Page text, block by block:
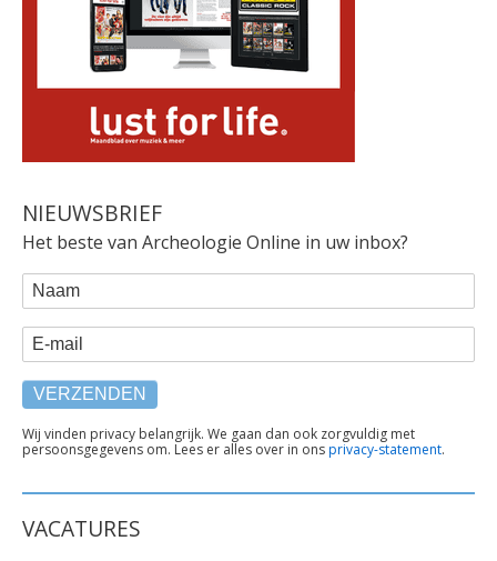
NIEUWSBRIEF
Het beste van Archeologie Online in uw inbox?
WEBFORM
Naam
E-mail
TEKST
ONDER
Wij vinden privacy belangrijk. We gaan dan ook zorgvuldig met
persoonsgegevens om. Lees er alles over in onsprivacy-statement.
VACATURES